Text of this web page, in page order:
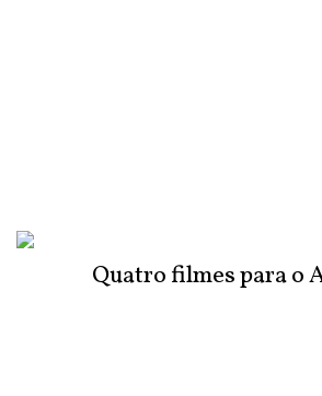
Quatro filmes para o